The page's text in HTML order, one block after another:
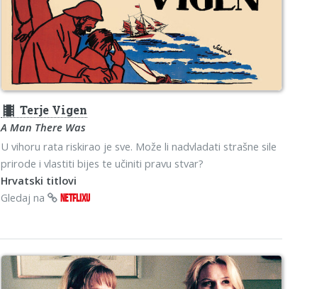
theaters Terje Vigen
A Man There Was
U vihoru rata riskirao je sve. Može li nadvladati strašne sile
prirode i vlastiti bijes te učiniti pravu stvar?
Hrvatski titlovi
Gledaj na
NETFLIXU